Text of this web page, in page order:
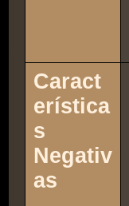
Caract
erística
s
Negativ
as